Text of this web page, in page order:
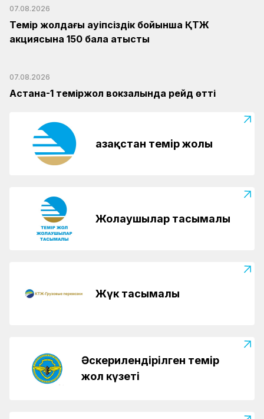
07.08.2026
Темір жолдағы қауіпсіздік бойынша ҚТЖ
акциясына 150 бала қатысты
07.08.2026
Астана-1 теміржол вокзалында рейд өтті
Қазақстан темір жолы
Жолаушылар тасымалы
Жүк тасымалы
Әскерилендірілген темір
жол күзеті